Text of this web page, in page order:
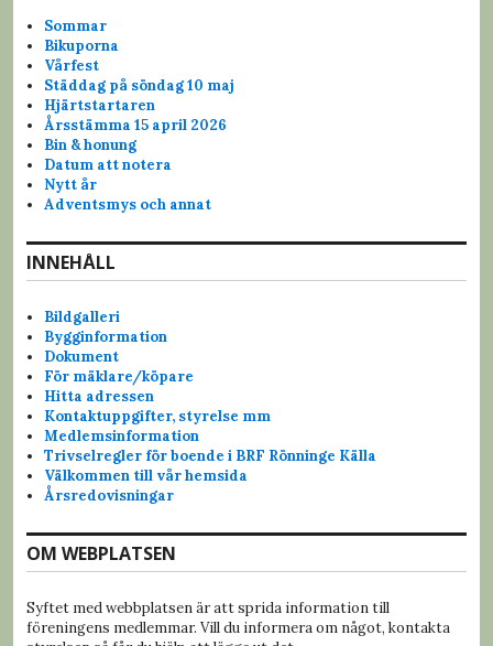
g
s
n
a
v
i
g
e
r
i
n
g
s
p
o
s
t
:
s
t
Sommar
Bikuporna
Vårfest
Städdag på söndag 10 maj
Hjärtstartaren
Årsstämma 15 april 2026
Bin & honung
Datum att notera
Nytt år
Adventsmys och annat
INNEHÅLL
Bildgalleri
Bygginformation
Dokument
För mäklare/köpare
Hitta adressen
Kontaktuppgifter, styrelse mm
Medlemsinformation
Trivselregler för boende i BRF Rönninge Källa
Välkommen till vår hemsida
Årsredovisningar
OM WEBPLATSEN
Syftet med webbplatsen är att sprida information till
föreningens medlemmar. Vill du informera om något, kontakta